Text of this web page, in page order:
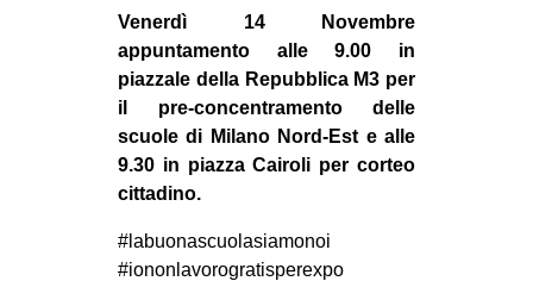
Venerdì 14 Novembre
appuntamento alle 9.00 in
piazzale della Repubblica M3 per
il pre-concentramento delle
scuole di Milano Nord-Est e alle
9.30 in piazza Cairoli per corteo
cittadino.
‪#‎labuonascuolasiamonoi‬
‪#‎iononlavorogratisperexpo‬